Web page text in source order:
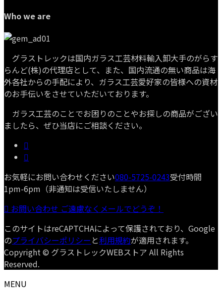
Who we are
グラストレックは国内ガラス工芸材料輸入卸大手のがらす
らんど(株)の代理店として、また、国内流通の無い商品は海
外各社からの手配により、ガラス工芸愛好家の皆様への資材
のお手伝いをさせていただいております。
ガラス工芸のことでお困りのことやお探しの商品がござい
ましたら、ぜひ当店にご相談ください。
お気軽にお問い合わせください080-5725-0243受付時間
1pm-6pm（非通知は受信いたしません）
お問い合わせ ご遠慮なくメールでどうぞ！
このサイトはreCAPTCHAによって保護されており、Google
のプライバシーポリシー と利用規約が適用されます。
Copyright © グラストレックWEBストア All Rights
Reserved.
MENU